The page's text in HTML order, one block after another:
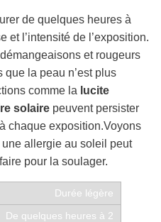
de quelques heures à
et l’intensité de l’exposition.
et rougeurs
la peau n’est plus
comme la lucite
solaire peuvent persister
chaque exposition.Voyons
allergie au soleil peut
pour la soulager.
Durée légère
De quelques heures à 2